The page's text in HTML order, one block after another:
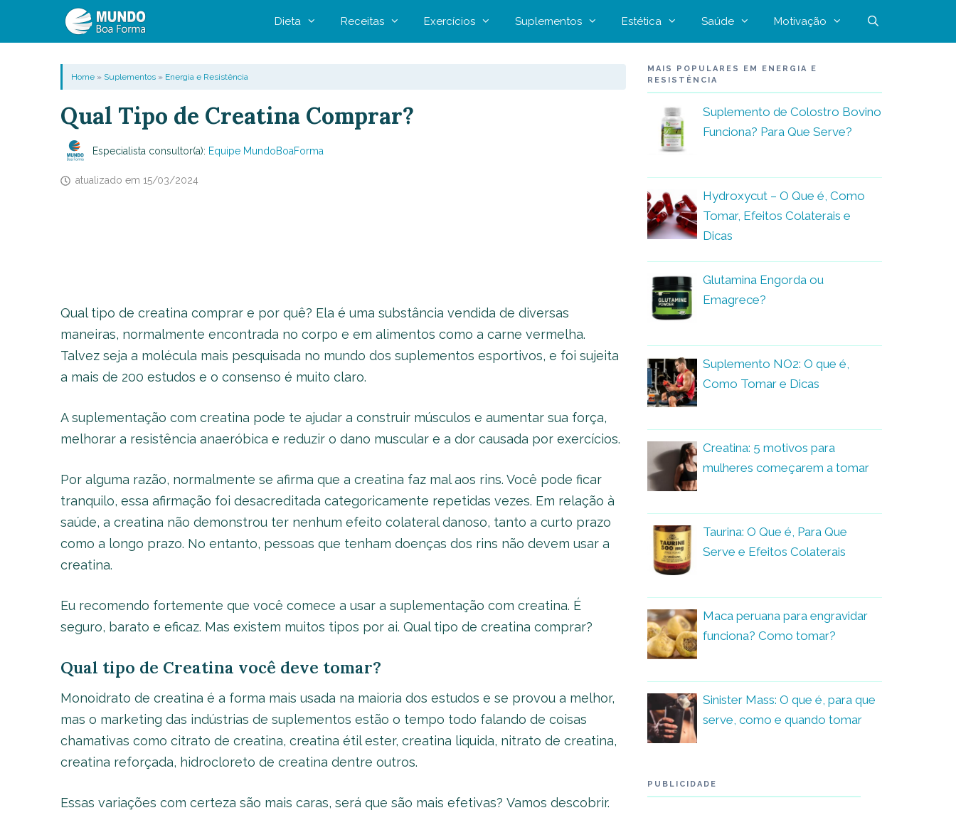
Dieta Receitas Exercícios Suplementos Estética Saúde Motivação
Home» Suplementos» Energia e Resistência
Qual Tipo de Creatina Comprar?
Especialista consultor(a): Equipe MundoBoaForma
atualizado em 15/03/2024
Qual tipo de creatina comprar e por quê? Ela é uma substância vendida de diversas
maneiras, normalmente encontrada no corpo e em alimentos como a carne vermelha.
Talvez seja a molécula mais pesquisada no mundo dos suplementos esportivos, e foi sujeita
a mais de 200 estudos e o consenso é muito claro.
A suplementação com creatina pode te ajudar a construir músculos e aumentar sua força,
melhorar a resistência anaeróbica e reduzir o dano muscular e a dor causada por exercícios.
Por alguma razão, normalmente se afirma que a creatina faz mal aos rins. Você pode ficar
tranquilo, essa afirmação foi desacreditada categoricamente repetidas vezes. Em relação à
saúde, a creatina não demonstrou ter nenhum efeito colateral danoso, tanto a curto prazo
como a longo prazo. No entanto, pessoas que tenham doenças dos rins não devem usar a
creatina.
Eu recomendo fortemente que você comece a usar a suplementação com creatina. É
seguro, barato e eficaz. Mas existem muitos tipos por ai. Qual tipo de creatina comprar?
Qual tipo de Creatina você deve tomar?
Monoidrato de creatina é a forma mais usada na maioria dos estudos e se provou a melhor,
mas o marketing das indústrias de suplementos estão o tempo todo falando de coisas
chamativas como citrato de creatina, creatina étil ester, creatina liquida, nitrato de creatina,
creatina reforçada, hidrocloreto de creatina dentre outros.
Essas variações com certeza são mais caras, será que são mais efetivas? Vamos descobrir.
MAIS POPULARES EM ENERGIA E
RESISTÊNCIA
Suplemento de Colostro Bovino
Funciona? Para Que Serve?
Hydroxycut – O Que é, Como
Tomar, Efeitos Colaterais e
Dicas
Glutamina Engorda ou
Emagrece?
Suplemento NO2: O que é,
Como Tomar e Dicas
Creatina: 5 motivos para
mulheres começarem a tomar
Taurina: O Que é, Para Que
Serve e Efeitos Colaterais
Maca peruana para engravidar
funciona? Como tomar?
Sinister Mass: O que é, para que
serve, como e quando tomar
PUBLICIDADE